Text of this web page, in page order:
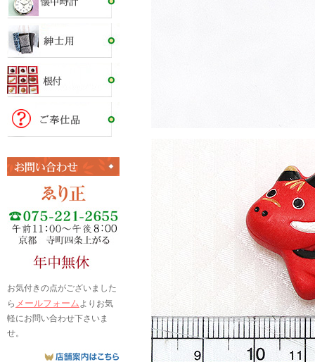
お気付きの点がございました
ら メールフォームよりお気
軽にお問い合わせ下さいま
せ。